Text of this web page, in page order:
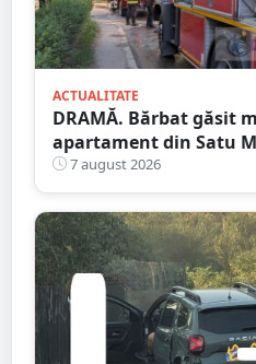
ACTUALITATE
DRAMĂ. Bărbat găsit
apartament din Satu
spart ușa
7 august 2026